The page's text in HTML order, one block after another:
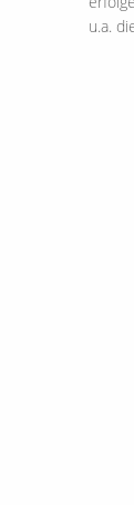
u.a.